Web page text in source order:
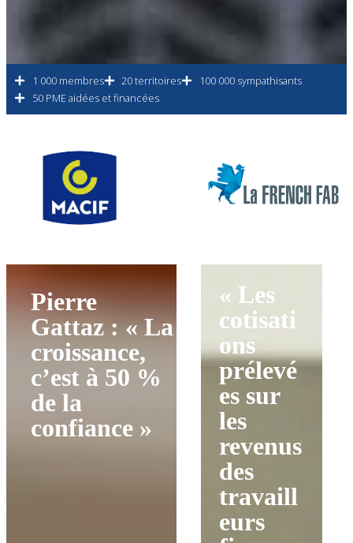
1 000 membres 20 territoires
100 000 sympathisants
50 PME aidées et financées
Pierre
Gattaz : « La
croissance,
c’est à 50 %
de la
confiance »
« Les
cotisati
ons
prélevé
es sur
les
revenus
des
travaill
eurs